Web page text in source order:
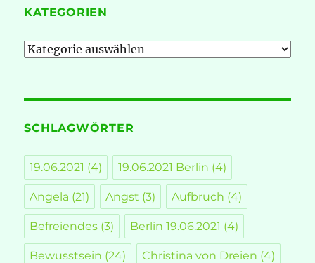
KATEGORIEN
Kategorien
SCHLAGWÖRTER
19.06.2021 (4) 19.06.2021 Berlin (4)
Angela (21) Angst (3) Aufbruch (4)
Befreiendes (3) Berlin 19.06.2021 (4)
Bewusstsein (24) Christina von Dreien (4)